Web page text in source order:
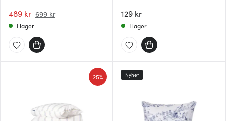
489 kr 699 kr
I lager
129 kr
I lager
25% Nyhet